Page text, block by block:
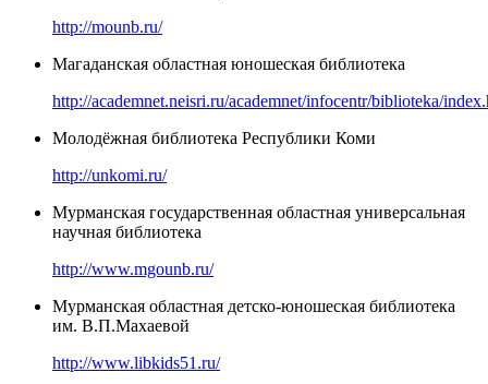
http://mounb.ru/
Магаданская областная юношеская библиотека
http://academnet.neisri.ru/academnet/infocentr/biblioteka/
Молодёжная библиотека Республики Коми
http://unkomi.ru/
Мурманская государственная областная универсальная
научная библиотека
http://www.mgounb.ru/
Мурманская областная детско-юношеская библиотека
им. В.П.Махаевой
http://www.libkids51.ru/